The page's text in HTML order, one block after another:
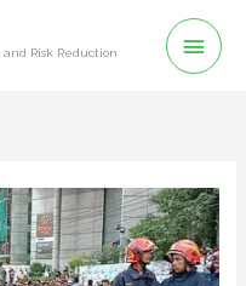
Risk Reduction